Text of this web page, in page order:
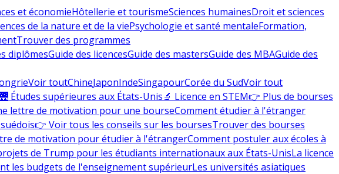
et économieHôtellerie et tourismeSciences humainesDroit et sciences
de la nature et de la viePsychologie et santé mentaleFormation,
Trouver des programmes
diplômesGuide des licencesGuide des mastersGuide des MBAGuide des
Voir toutChineJaponIndeSingapourCorée du SudVoir tout
🌉 Études supérieures aux États-Unis🔬 Licence en STEM👉 Plus de bourses
lettre de motivation pour une bourseComment étudier à l'étranger
👉 Voir tous les conseils sur les boursesTrouver des bourses
de motivation pour étudier à l'étrangerComment postuler aux écoles à
de Trump pour les étudiants internationaux aux États-UnisLa licence
les budgets de l'enseignement supérieurLes universités asiatiques